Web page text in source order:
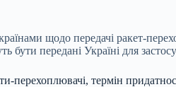
щодо передачі ракет-
бути передані Україні для
перехоплювачі, термін